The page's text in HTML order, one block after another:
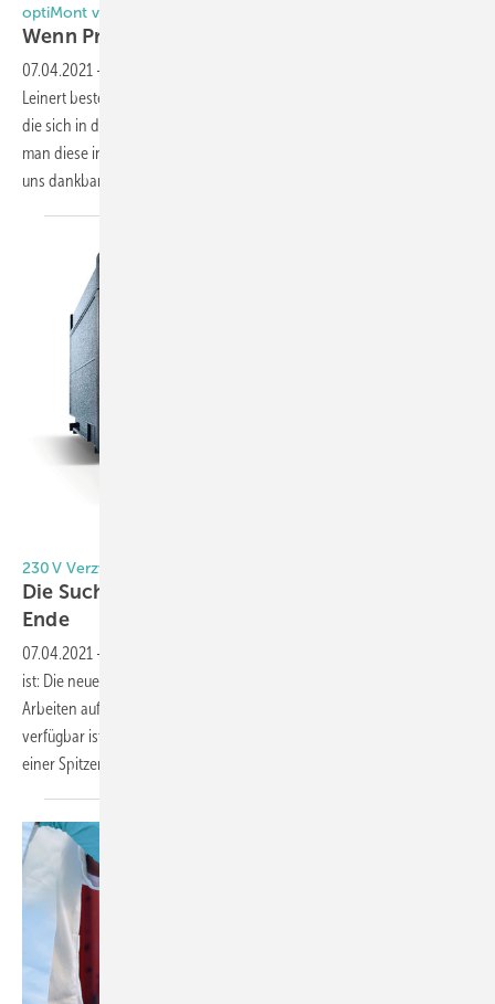
optiMont von Meesenburg
Wenn Problemlöser gefragt
07.04.2021 -
Leinert besteht aus Anwendungstechniker der Meesenburg Gruppe,
die sich in den Regelwerken auskennen und auch genau wissen, wie
man diese in der Praxis fachgerecht anwendet. „Unsere Kunden sind
uns dankbar, wenn wir aufzeigen können, dass manch
230 V Verzweifelt Gesucht?
Die Suche nach dem Stromanschluss hat ein
Ende
07.04.2021 -
ist: Die neue SYS-PowerStation von Festool sorgt für sorgenfreies
Arbeiten auf der Baustelle, auch wenn keine Stromquelle direkt
verfügbar ist. Mit 1500-Wattstunden, 3680 Watt Dauerleistung und
einer Spitzenleistung von bis zu 11 000